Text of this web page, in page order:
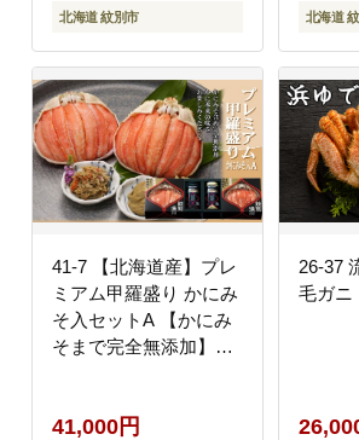
北海道 紋別市 北海道
41-7 【北海道産】プレ
ミアム甲羅盛り かにみ
そ入セットA 【かにみ
そまで完全無添加】
41,000円
26-37
毛ガ